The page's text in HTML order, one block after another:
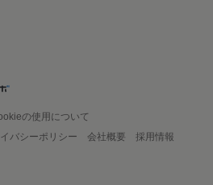
の使用について
バシーポリシー 会社概要
採用情報